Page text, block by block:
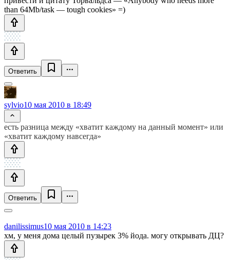
than 64Mb/task — tough cookies» =)
Ответить
sylvio10 мая 2010 в 18:49
есть разница между «хватит каждому на данный момент» или
«хватит каждому навсегда»
Ответить
danilissimus10 мая 2010 в 14:23
хм, у меня дома целый пузырек 3% йода. могу открывать ДЦ?